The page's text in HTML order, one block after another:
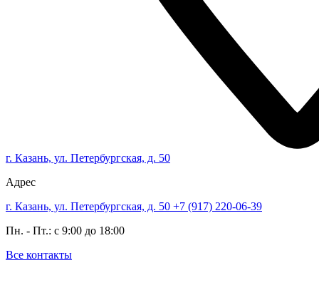
г. Казань, ул. Петербургская, д. 50
Адрес
г. Казань, ул. Петербургская, д. 50 +7 (917) 220-06-39
Пн. - Пт.: с 9:00 до 18:00
Все контакты